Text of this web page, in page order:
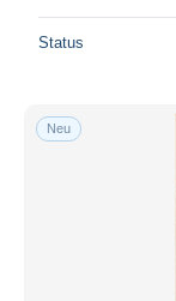
Status
Neu